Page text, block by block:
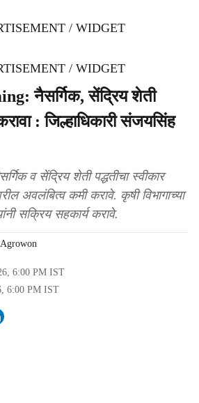
/ WIDGET
/ WIDGET
नैसर्गिक, सेंद्रिय शेती
: जिल्हाधिकारी संजयसिंह
व सेंद्रिय शेती पद्धतीचा स्वीकार
अवलंबित्व कमी करावे. कृषी विभागाच्या
सक्रिय सहकार्य करावे.
6:00 PM IST
6:00 PM IST